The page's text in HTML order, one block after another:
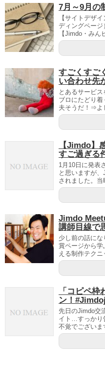
7月～9月の
【サイトデザ
ディングページ
【Jimdo・みん
すごくすご
い合わせ先
とあるサービ
ブロにたどり
夫そうだ！⇒よ
【Jimdo】
すご過ぎる
1月10日に発表
と思いますが
されました。当
Jimdo
講師目線で
少し前の話に
賞ページから学
える制作テクニ
「コピペ
ン！
先日のJimdo交
イト…すっかり
不覚でござい